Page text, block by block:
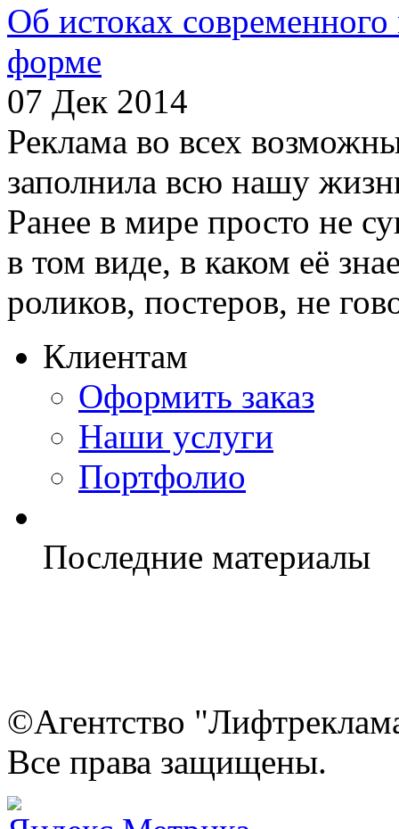
Об истоках
форме
07 Дек 2014
Реклама во всех
заполнила всю нашу
Ранее в мире просто не
в том виде, в каком её
роликов, постеров, не
Клиентам
Оформить заказ
Наши услуги
Портфолио
Последние материалы
©Агентство
Все права защищены.